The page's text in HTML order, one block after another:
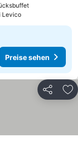
Preise sehen
Levico
Preise sehen
Teilen